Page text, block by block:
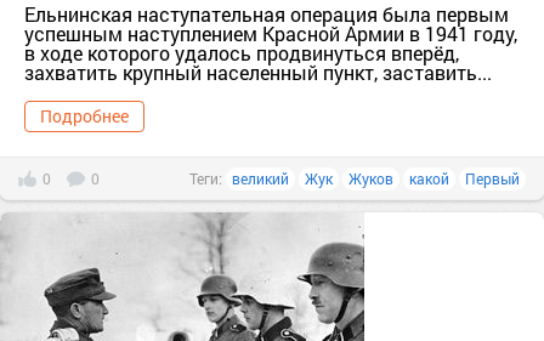
Ельнинская наступательная операция была первым
успешным наступлением Красной Армии в 1941 году,
в ходе которого удалось продвинуться вперёд,
захватить крупный населенный пункт, заставить...
Подробнее
0 0 Теги: великий Жук Жуков какой Первый